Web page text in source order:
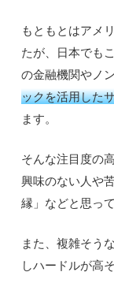
もともとはアメ
たが、日本でも
の金融機関やノ
ックを活用した
ます。
そんな注目度の
興味のない人や
縁」などと思っ
また、複雑そう
しハードルが高